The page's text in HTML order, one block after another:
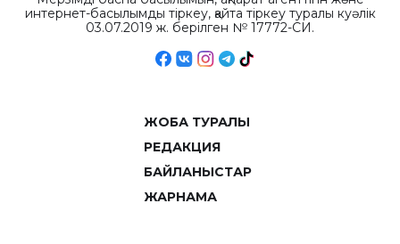
интернет-басылымды тіркеу, қайта тіркеу туралы куәлік
03.07.2019 ж. берілген № 17772-СИ.
ЖОБА ТУРАЛЫ
РЕДАКЦИЯ
БАЙЛАНЫСТАР
ЖАРНАМА